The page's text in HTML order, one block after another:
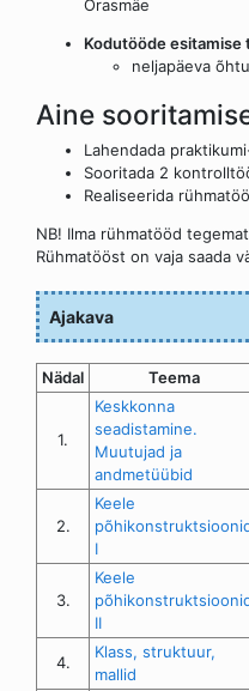
Orasmäe
Kodutööde esitamise
neljapäeva
Aine
Lahendada
Sooritada 2
Realiseerida
NB! Ilma rühmatööd
Rühmatööst on vaja saada
Ajakava
Nädal Teema
1.
Keskkonna
seadistamine.
Muutujad ja
andmetüübid
2.
Keele
I
3.
Keele
II
4.
Klass, struktuur,
mallid